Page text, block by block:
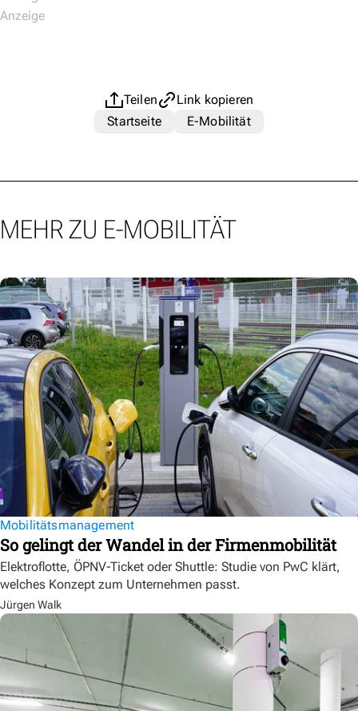
Teilen
Link kopieren
Startseite
E-Mobilität
MEHR ZU E-MOBILITÄT
Mobilitätsmanagement
So gelingt der Wandel in der Firmenmobilität
Elektroflotte, ÖPNV-Ticket oder Shuttle: Studie von PwC klärt,
welches Konzept zum Unternehmen passt.
Jürgen Walk